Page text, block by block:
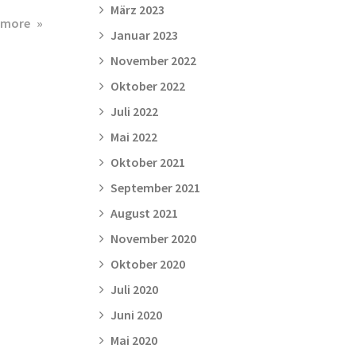
about
März 2023
Januar 2023
November 2022
Oktober 2022
Juli 2022
Mai 2022
Oktober 2021
September 2021
August 2021
November 2020
Oktober 2020
Juli 2020
Juni 2020
Mai 2020